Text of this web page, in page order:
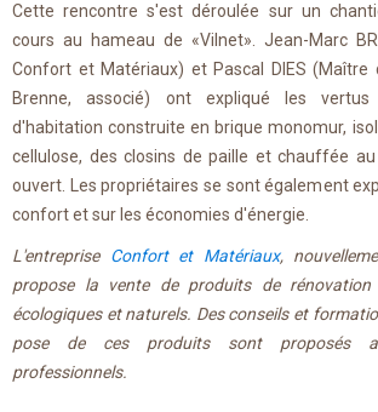
Cette rencontre s'est déroulée sur un
cours au hameau de «Vilnet». Jean-Marc
Confort et Matériaux) et Pascal DIES (Maître
Brenne, associé) ont expliqué les
d'habitation construite en brique monomur,
cellulose, des closins de paille et chauffée
ouvert. Les propriétaires se sont également
confort et sur les économies d'énergie.
L'entreprise Confort et Matériaux,
propose la vente de produits de
écologiques et naturels. Des conseils et
pose de ces produits sont proposés
professionnels.